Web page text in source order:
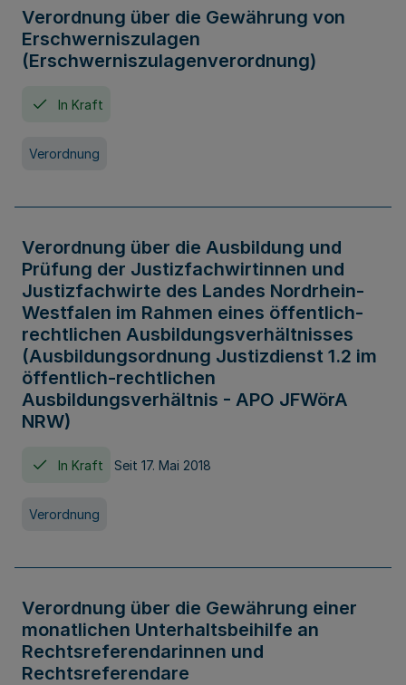
Verordnung über die Gewährung von
Erschwerniszulagen
(Erschwerniszulagenverordnung)
In Kraft
Verordnung
Verordnung über die Ausbildung und
Prüfung der Justizfachwirtinnen und
Justizfachwirte des Landes Nordrhein-
Westfalen im Rahmen eines öffentlich-
rechtlichen Ausbildungsverhältnisses
(Ausbildungsordnung Justizdienst 1.2 im
öffentlich-rechtlichen
Ausbildungsverhältnis - APO JFWörA
NRW)
In Kraft Seit 17. Mai 2018
Verordnung
Verordnung über die Gewährung einer
monatlichen Unterhaltsbeihilfe an
Rechtsreferendarinnen und
Rechtsreferendare